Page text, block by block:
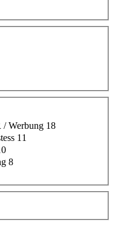
/ Werbung 18
11
8